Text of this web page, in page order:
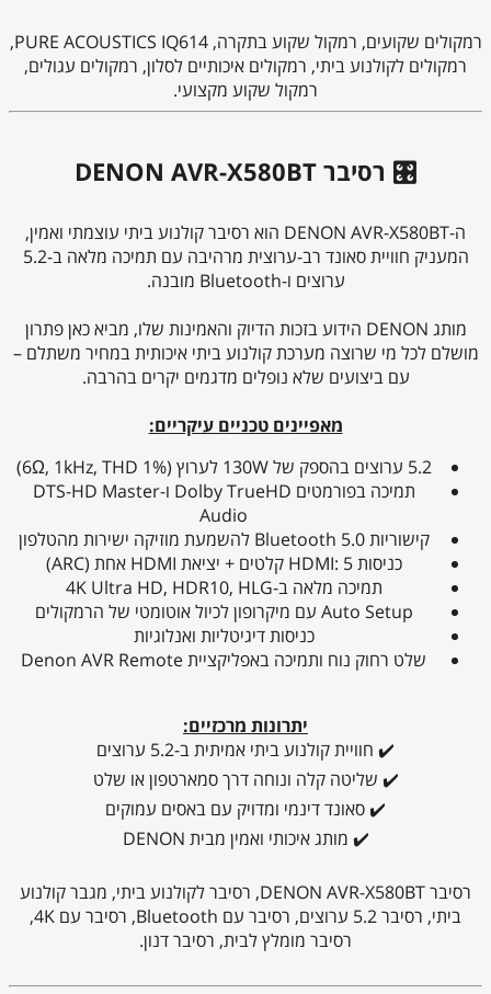
רמקולים שקועים, רמקול שקוע בתקרה, PURE ACOUSTICS IQ614,
רמקולים לקולנוע ביתי, רמקולים איכותיים לסלון, רמקולים עגולים,
רמקול שקוע מקצועי.
🎛️ רסיבר DENON AVR-X580BT
ה-DENON AVR-X580BT הוא רסיבר קולנוע ביתי עוצמתי ואמין,
המעניק חוויית סאונד רב-ערוצית מרהיבה עם תמיכה מלאה ב-5.2
ערוצים ו-Bluetooth מובנה.
מותג DENON הידוע בזכות הדיוק והאמינות שלו, מביא כאן פתרון
מושלם לכל מי שרוצה מערכת קולנוע ביתי איכותית במחיר משתלם –
עם ביצועים שלא נופלים מדגמים יקרים בהרבה.
מאפיינים טכניים עיקריים:
‏5.2 ערוצים בהספק של ‎130W לערוץ (6Ω, 1kHz, THD 1%)
‏תמיכה בפורמטים Dolby TrueHD ו-DTS-HD Master
Audio
‏קישוריות Bluetooth 5.0 להשמעת מוזיקה ישירות מהטלפון
‏כניסות HDMI: ‎5‎ קלטים + יציאת HDMI אחת (ARC)
‏תמיכה מלאה ב-4K Ultra HD, HDR10, HLG
‏כניסות דיגיטליות ואנלוגיות
‏שלט רחוק נוח ותמיכה באפליקציית Denon AVR Remote
יתרונות מרכזיים:
✔️ חוויית קולנוע ביתי אמיתית ב-5.2 ערוצים
✔️ שליטה קלה ונוחה דרך סמארטפון או שלט
✔️ סאונד דינמי ומדויק עם באסים עמוקים
✔️ מותג איכותי ואמין מבית DENON
רסיבר DENON AVR-X580BT, רסיבר לקולנוע ביתי, מגבר קולנוע
ביתי, רסיבר 5.2 ערוצים, רסיבר עם Bluetooth, רסיבר עם 4K,
רסיבר מומלץ לבית, רסיבר דנון.